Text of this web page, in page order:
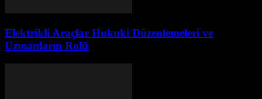
Elektrikli Araçlar Hukuki Düzenlemeleri ve
Uzmanların Rolü